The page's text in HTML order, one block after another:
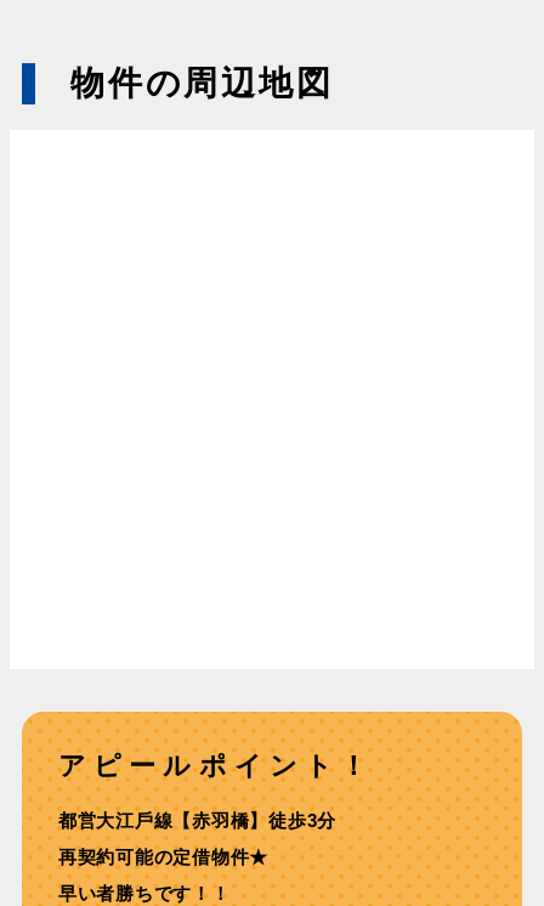
物件の周辺地図
アピールポイント！
都営⼤江⼾線【⾚⽻橋】徒歩3分
再契約可能の定借物件★
早い者勝ちです！！